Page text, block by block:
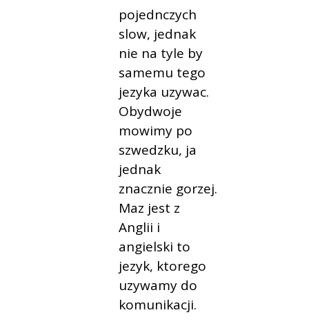
pojednczych
slow, jednak
nie na tyle by
samemu tego
jezyka uzywac.
Obydwoje
mowimy po
szwedzku, ja
jednak
znacznie gorzej.
Maz jest z
Anglii i
angielski to
jezyk, ktorego
uzywamy do
komunikacji.